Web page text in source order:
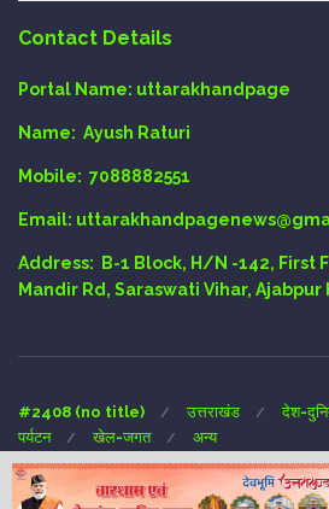
Contact Details
Portal Name: uttarakhandpage
Name: Ayush Raturi
Mobile: 7088882551
Email:
Address:
B-1 Block, H/N -142, First
Mandir Rd, Saraswati Vihar,
#2408 (no title) उत्तराखंड देश-
पर्यटन
खेल-जगत अन्य
Copyright © 2024 UTTARAKHAND-PAGE